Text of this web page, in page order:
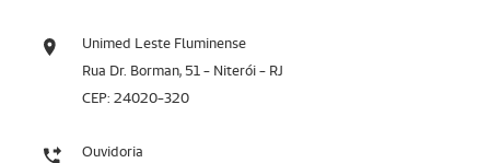
Unimed Leste Fluminense
Rua Dr. Borman, 51 - Niterói - RJ
CEP: 24020-320
Ouvidoria